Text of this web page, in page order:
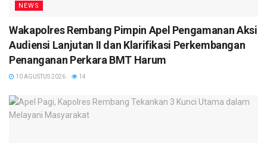
NEWS
Wakapolres Rembang Pimpin Apel Pengamanan Aksi
Audiensi Lanjutan II dan Klarifikasi Perkembangan
Penanganan Perkara BMT Harum
10 AGUSTUS 2026 14